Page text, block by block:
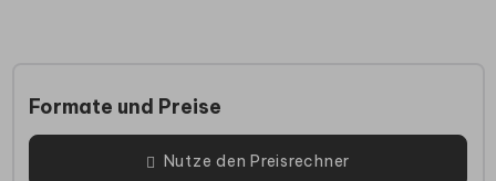
Formate und Preise
Nutze den Preisrechner